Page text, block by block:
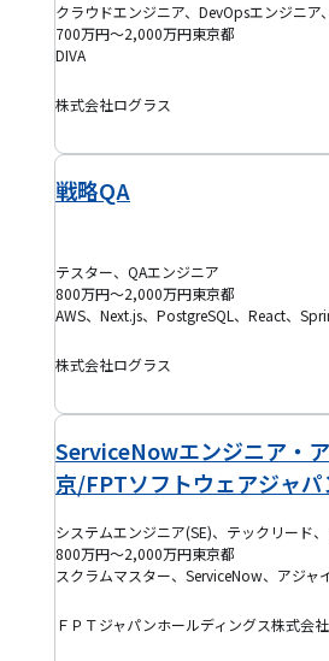
クラウドエンジニア、DevOpsエンジニア
700万円～2,000万円東京都
DIVA
株式会社ログラス
戦略QA
テスター、QAエンジニア
800万円～2,000万円東京都
株式会社ログラス
ServiceNowエンジニア・
京/FPTソフトウェアジャパ
800万円～2,000万円東京都
スクラムマスター、ServiceNow、アジャ
ＦＰＴジャパンホールディングス株式会社